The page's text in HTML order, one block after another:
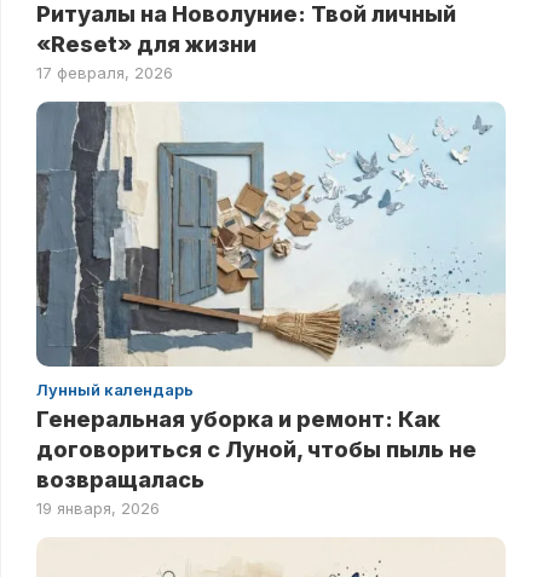
Ритуалы на Новолуние: Твой личный
«Reset» для жизни
17 февраля, 2026
Лунный календарь
Генеральная уборка и ремонт: Как
договориться с Луной, чтобы пыль не
возвращалась
19 января, 2026